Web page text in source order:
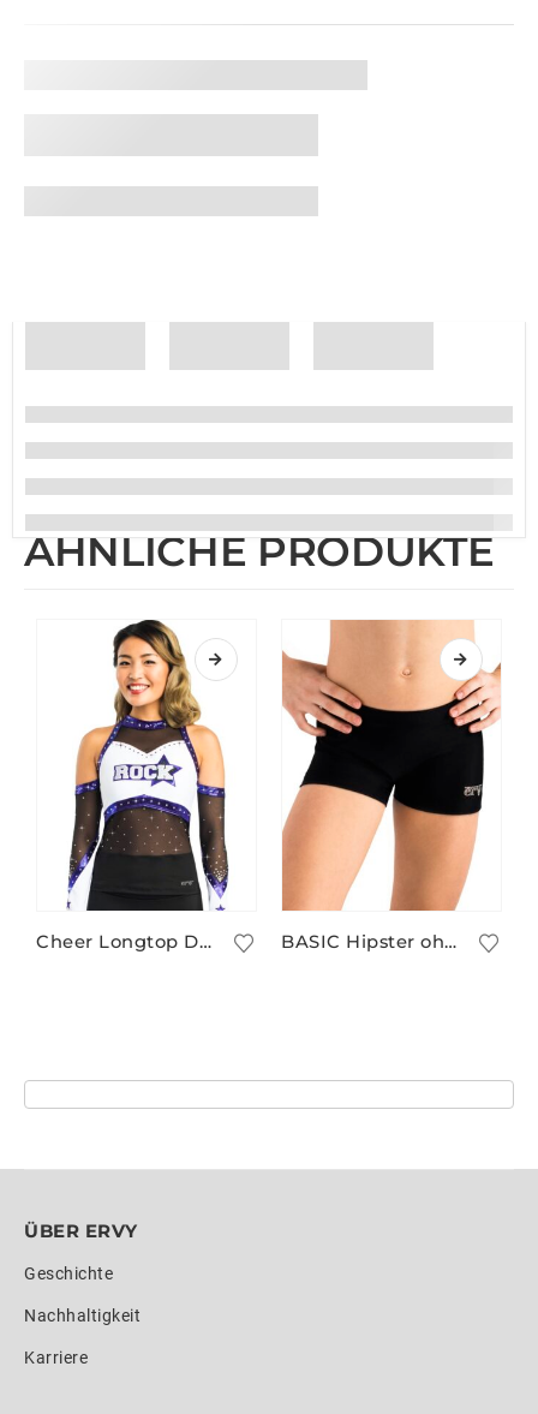
ÄHNLICHE PRODUKTE
Cheer Longtop DETROIT/1 BASIC Hipster ohne Frontnaht
ÜBER ERVY
Geschichte
Nachhaltigkeit
Karriere